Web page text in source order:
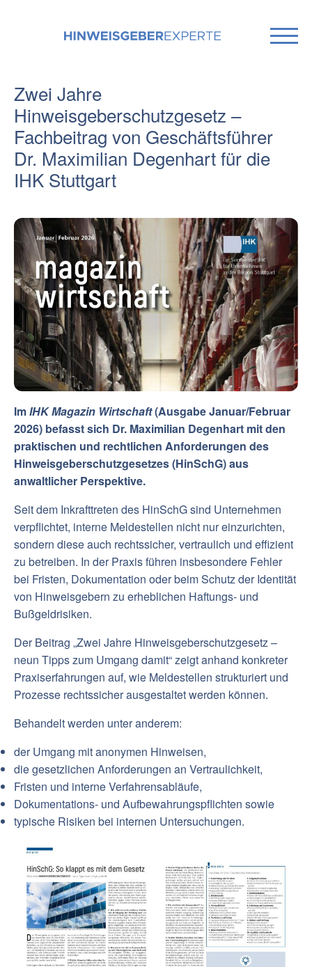
Zwei Jahre
Hinweisgeberschutzgesetz –
Fachbeitrag von Geschäftsführer
Dr. Maximilian Degenhart für die
IHK Stuttgart
ImIHK Magazin Wirtschaft(Ausgabe Januar/Februar
2026) befasst sich Dr. Maximilian Degenhart mit den
praktischen und rechtlichen Anforderungen des
Hinweisgeberschutzgesetzes (HinSchG) aus
anwaltlicher Perspektive.
Seit dem Inkrafttreten des HinSchG sind Unternehmen
verpflichtet, interne Meldestellen nicht nur einzurichten,
sondern diese auch rechtssicher, vertraulich und effizient
zu betreiben. In der Praxis führen insbesondere Fehler
bei Fristen, Dokumentation oder beim Schutz der Identität
von Hinweisgebern zu erheblichen Haftungs- und
Bußgeldrisiken.
Der Beitrag „Zwei Jahre Hinweisgeberschutzgesetz –
neun Tipps zum Umgang damit“ zeigt anhand konkreter
Praxiserfahrungen auf, wie Meldestellen strukturiert und
Prozesse rechtssicher ausgestaltet werden können.
Behandelt werden unter anderem:
der Umgang mit anonymen Hinweisen,
die gesetzlichen Anforderungen an Vertraulichkeit,
Fristen und interne Verfahrensabläufe,
Dokumentations- und Aufbewahrungspflichten sowie
typische Risiken bei internen Untersuchungen.